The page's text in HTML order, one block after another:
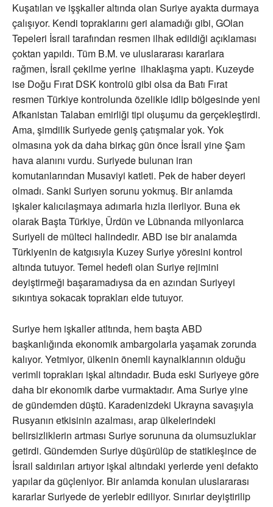
Kuşatılan ve işşkaller altında olan Suriye ayakta durmaya
çalışıyor. Kendi topraklarını geri alamadığı gibi, GOlan
Tepeleri İsrail tarafından resmen ilhak edildiği açıklaması
çoktan yapıldı. Tüm B.M. ve uluslararası kararlara
rağmen, İsrail çekilme yerine ilhaklaşma yaptı. Kuzeyde
ise Doğu Fırat DSK kontrolü gibi olsa da Batı Fırat
resmen Türkiye kontrolunda özelikle idlip bölgesinde yeni
Afkanistan Talaban emirliği tipi oluşumu da gerçekleştirdi.
Ama, şimdilik Suriyede geniş çatışmalar yok. Yok
olmasına yok da daha birkaç gün önce İsrail yine Şam
hava alanını vurdu. Suriyede bulunan iran
komutanlarından Musaviyi katleti. Pek de haber deyeri
olmadı. Sanki Suriyen sorunu yokmuş. Bir anlamda
işkaler kalıcılaşmaya adımarla hızla ilerliyor. Buna ek
olarak Başta Türkiye, Ürdün ve Lübnanda milyonlarca
Suriyeli de mülteci halindedir. ABD ise bir analamda
Türkiyenin de katgısıyla Kuzey Suriye yöresini kontrol
altında tutuyor. Temel hedefi olan Suriye rejimini
deyiştirmeği başaramadıysa da en azından Suriyeyi
sıkıntıya sokacak toprakları elde tutuyor.
Suriye hem işkaller atltında, hem başta ABD
başkanlığında ekonomik ambargolarla yaşamak zorunda
kalıyor. Yetmiyor, ülkenin önemli kaynalklarının olduğu
verimli toprakları işkal altındadır. Buda eski Suriyeye göre
daha bir ekonomik darbe vurmaktadır. Ama Suriye yine
de gündemden düştü. Karadenizdeki Ukrayna savaşıyla
Rusyanın etkisinin azalması, arap ülkelerindeki
belirsizliklerin artması Suriye sorununa da olumsuzluklar
getirdi. Gündemden Suriye düşürülüp de statikleşince de
İsrail saldırıları artıyor işkal altındaki yerlerde yeni defakto
yapılar da güçleniyor. Bir anlamda konulan uluslararası
kararlar Suriyede de yerlebir ediliyor. Sınırlar deyiştirilip